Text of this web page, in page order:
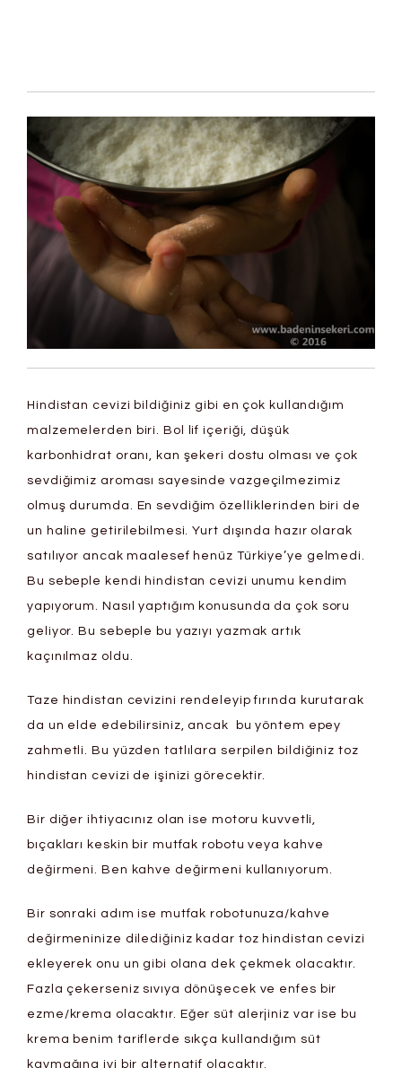
Hindistan cevizi bildiğiniz gibi en çok kullandığım
malzemelerden biri. Bol lif içeriği, düşük
karbonhidrat oranı, kan şekeri dostu olması ve çok
sevdiğimiz aroması sayesinde vazgeçilmezimiz
olmuş durumda. En sevdiğim özelliklerinden biri de
un haline getirilebilmesi. Yurt dışında hazır olarak
satılıyor ancak maalesef henüz Türkiye’ye gelmedi.
Bu sebeple kendi hindistan cevizi unumu kendim
yapıyorum. Nasıl yaptığım konusunda da çok soru
geliyor. Bu sebeple bu yazıyı yazmak artık
kaçınılmaz oldu.
Taze hindistan cevizini rendeleyip fırında kurutarak
da un elde edebilirsiniz, ancak bu yöntem epey
zahmetli. Bu yüzden tatlılara serpilen bildiğiniz toz
hindistan cevizi de işinizi görecektir.
Bir diğer ihtiyacınız olan ise motoru kuvvetli,
bıçakları keskin bir mutfak robotu veya kahve
değirmeni. Ben kahve değirmeni kullanıyorum.
Bir sonraki adım ise mutfak robotunuza/kahve
değirmeninize dilediğiniz kadar toz hindistan cevizi
ekleyerek onu un gibi olana dek çekmek olacaktır.
Fazla çekerseniz sıvıya dönüşecek ve enfes bir
ezme/krema olacaktır. Eğer süt alerjiniz var ise bu
krema benim tariflerde sıkça kullandığım süt
kaymağına iyi bir alternatif olacaktır.